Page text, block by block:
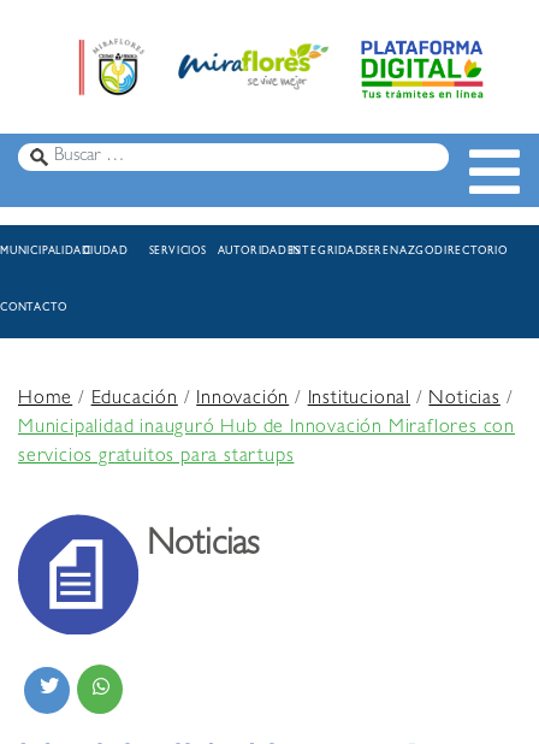
MUNICIPALIDADCIUDAD SERVICIOS AUTORIDADESINTEGRIDADSERENAZGODIRECTORIO
CONTACTO
Home/Educación/Innovación/Institucional /Noticias/
Municipalidad inauguró Hub de Innovación Miraflores con
servicios gratuitos para startups
Noticias